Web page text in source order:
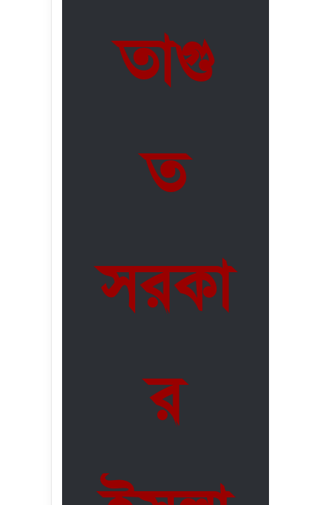
তাগু
ত
সরকা
র